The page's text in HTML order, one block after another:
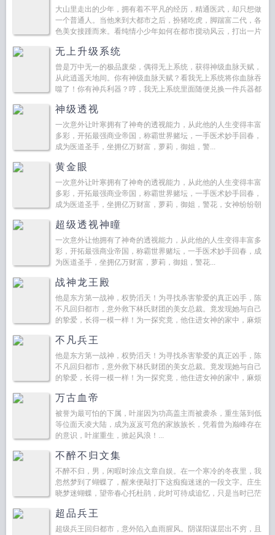
大山里走出的少年，拥有着不平凡的经历，精通医武，却只想做
一个普通人。当他来到大都市之后，扮猪吃虎，脚踹富二代，各
色美女接踵而来。看纯情小少年如何在都市搅动风云，打出一片
无上升级系统
曾是万中无一的极品废柴，偶得无上系统，获得神级血脉天赋，
从此逍遥天地间。你有神级血脉天赋？看我无上系统将你血脉吞
噬了！你有神兵利器？哼，我无上系统里面随便兑换一件兵器都
分分钟兑...
神级透视
一次意外让叶寒拥有了神奇的透视能力，从此他的人生变得丰富
多彩，开拓最强商业帝国，称霸世界赌坛，一手医术妙手回春，
成为医道圣手，坐拥亿万财富，萝莉，御姐，警...
黄金眼
一次意外让叶寒拥有了神奇的透视能力，从此他的人生变得丰富
多彩，开拓最强商业帝国，称霸世界赌坛，一手医术妙手回春，
成为医道圣手，坐拥亿万财富，萝莉，御姐，警花，女神纷纷朝
很大，不...
超级透视神瞳
一次意外让他拥有了神奇的透视能力，从此他的人生变得丰富多
彩，开拓最强商业帝国，称霸世界赌坛，一手医术妙手回春，成
为医道圣手，坐拥亿万财富，萝莉，御姐，警花...
战神龙王殿
他是东方第一战神，权势滔天！为寻找杀害挚爱的真正凶手，陈
不凡回归都市，意外救下林氏财团的美女总裁。竟发现她与自己
的挚爱，长得一模一样！为一探究竟，他住进女神的家中，麻烦
天的秘密...
不凡兵王
他是东方第一战神，权势滔天！为寻找杀害挚爱的真正凶手，陈
不凡回归都市，意外救下林氏财团的美女总裁。竟发现她与自己
的挚爱，长得一模一样！为一探究竟，他住进女神的家中，麻烦
天的秘密...
万古血帝
被誉为最可怕的下属，叶崖因为功高盖主而被袭杀，重生落到低
等位面天凌大陆，成为岌岌可危的家族族长，凭着曾为巅峰存在
的意识，叶崖重生，掀起风浪！...
不醉不归文集
不醉不归，男，闲暇时涂点文章自娱。在一个寒冷的冬夜里，我
忽然梦到了蝴蝶了，醒来便敲打下这痴痴迷迷的一段文字。庄生
晓梦迷蝴蝶，望帝春心托杜鹃，此时可待成追忆，只是当时已茫
我，我...
超品兵王
超级兵王回归都市，意外陷入血雨腥风。阴谋阳谋层出不穷，且